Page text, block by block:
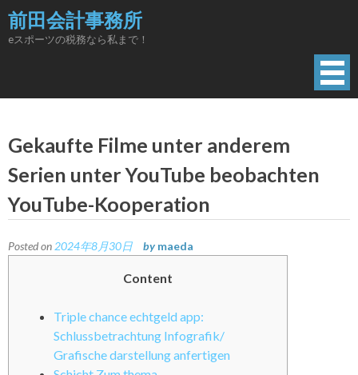
Skip
to
content
前田会計事務所
eスポーツの税務なら私まで！
Gekaufte Filme unter anderem
Serien unter YouTube beobachten
YouTube-Kooperation
Posted on 2024年8月30日 by maeda
Content
Triple chance echtgeld app:
Schlussbetrachtung Infografik/
Grafische darstellung anfertigen